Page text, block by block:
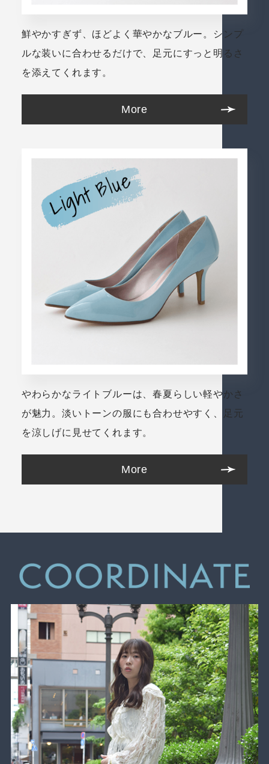
鮮やかすぎず、ほどよく華やかなブルー。シンプ
ルな装いに合わせるだけで、足元にすっと明るさ
を添えてくれます。
More
やわらかなライトブルーは、春夏らしい軽やかさ
が魅力。淡いトーンの服にも合わせやすく、足元
を涼しげに見せてくれます。
More